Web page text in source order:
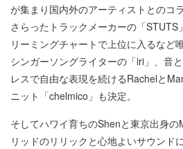
が集まり国内外のアーティストとのコ
さらったトラックメーカーの「STUTS
リーミングチャートで上位に入るなど
シンガーソングライターの「iri」、音
レスで自由な表現を続けるRachelと
ニット「chelmico」も決定。
そしてハワイ育ちのShenと東京出身
リッドのリリックと心地よいサウンド